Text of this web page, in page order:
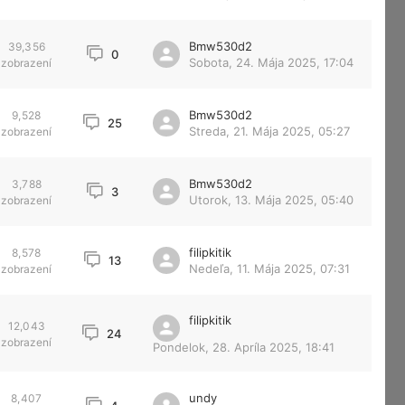
39,356
zobrazení
0
Bmw530d2
Sobota, 24. Mája 2025, 17:04
9,528
zobrazení
25
Bmw530d2
Streda, 21. Mája 2025, 05:27
3,788
zobrazení
3
Bmw530d2
Utorok, 13. Mája 2025, 05:40
8,578
zobrazení
13
filipkitik
Nedeľa, 11. Mája 2025, 07:31
12,043
zobrazení
24
filipkitik
Pondelok, 28. Apríla 2025, 18:41
8,407
undy